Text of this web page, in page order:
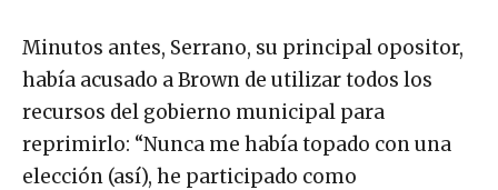
Minutos antes, Serrano, su principal opositor,
había acusado a Brown de utilizar todos los
recursos del gobierno municipal para
reprimirlo: “Nunca me había topado con una
elección (así), he participado como